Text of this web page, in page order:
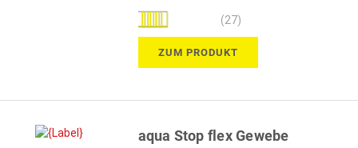
Bewertung:
99%
(27)
ZUM PRODUKT
aqua Stop flex Gewebe